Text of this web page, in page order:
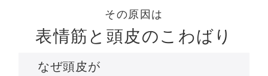
その原因は
表情筋と頭皮のこわばり
なぜ頭皮が